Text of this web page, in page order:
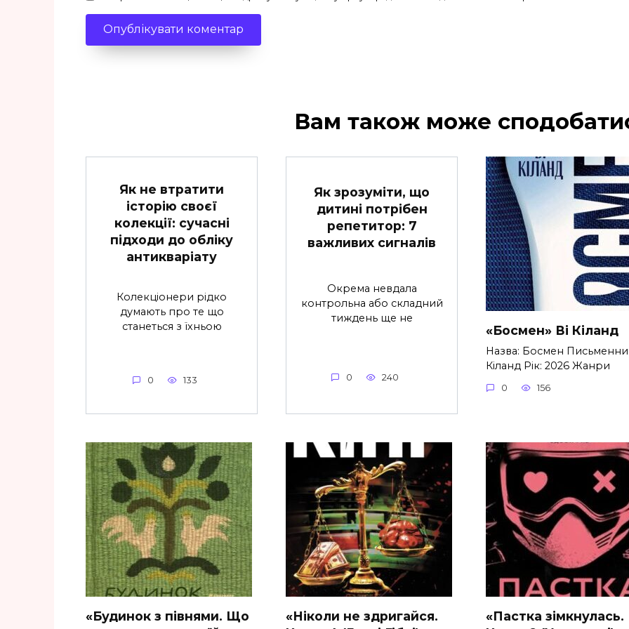
Вам також може
Як не втратити
історію своєї
колекції: сучасні
підходи до обліку
антикваріату
Колекціонери рідко
думають про те що
станеться з їхньою
0 133
Як зрозуміти, що
дитині потрібен
репетитор: 7
важливих сигналів
Окрема невдала
контрольна або складний
тиждень ще не
0 240
«Босмен» Ві Кіланд
Назва: Босмен
Кіланд Рік: 2026 Жанри
0 156
«Будинок з півнями. Що
«Ніколи не здригайся.
«Пастка зімкнулась.